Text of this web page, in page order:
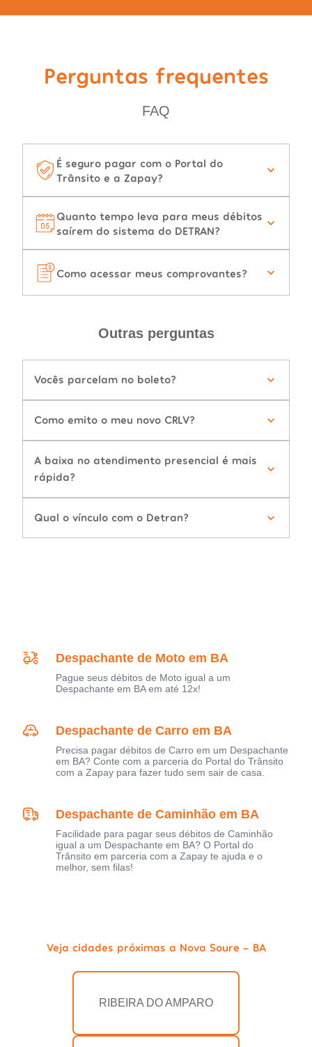
Perguntas frequentes
FAQ
É seguro pagar com o Portal do
Trânsito e a Zapay?
Quanto tempo leva para meus débitos
saírem do sistema do DETRAN?
Como acessar meus comprovantes?
Outras perguntas
Vocês parcelam no boleto?
Como emito o meu novo CRLV?
A baixa no atendimento presencial é mais
rápida?
Qual o vínculo com o Detran?
Despachante de Moto em BA
Pague seus débitos de Moto igual a um
Despachante em BA em até 12x!
Despachante de Carro em BA
Precisa pagar débitos de Carro em um Despachante
em BA? Conte com a parceria do Portal do Trânsito
com a Zapay para fazer tudo sem sair de casa.
Despachante de Caminhão em BA
Facilidade para pagar seus débitos de Caminhão
igual a um Despachante em BA? O Portal do
Trânsito em parceria com a Zapay te ajuda e o
melhor, sem filas!
Veja cidades próximas a Nova Soure - BA
RIBEIRA DO AMPARO